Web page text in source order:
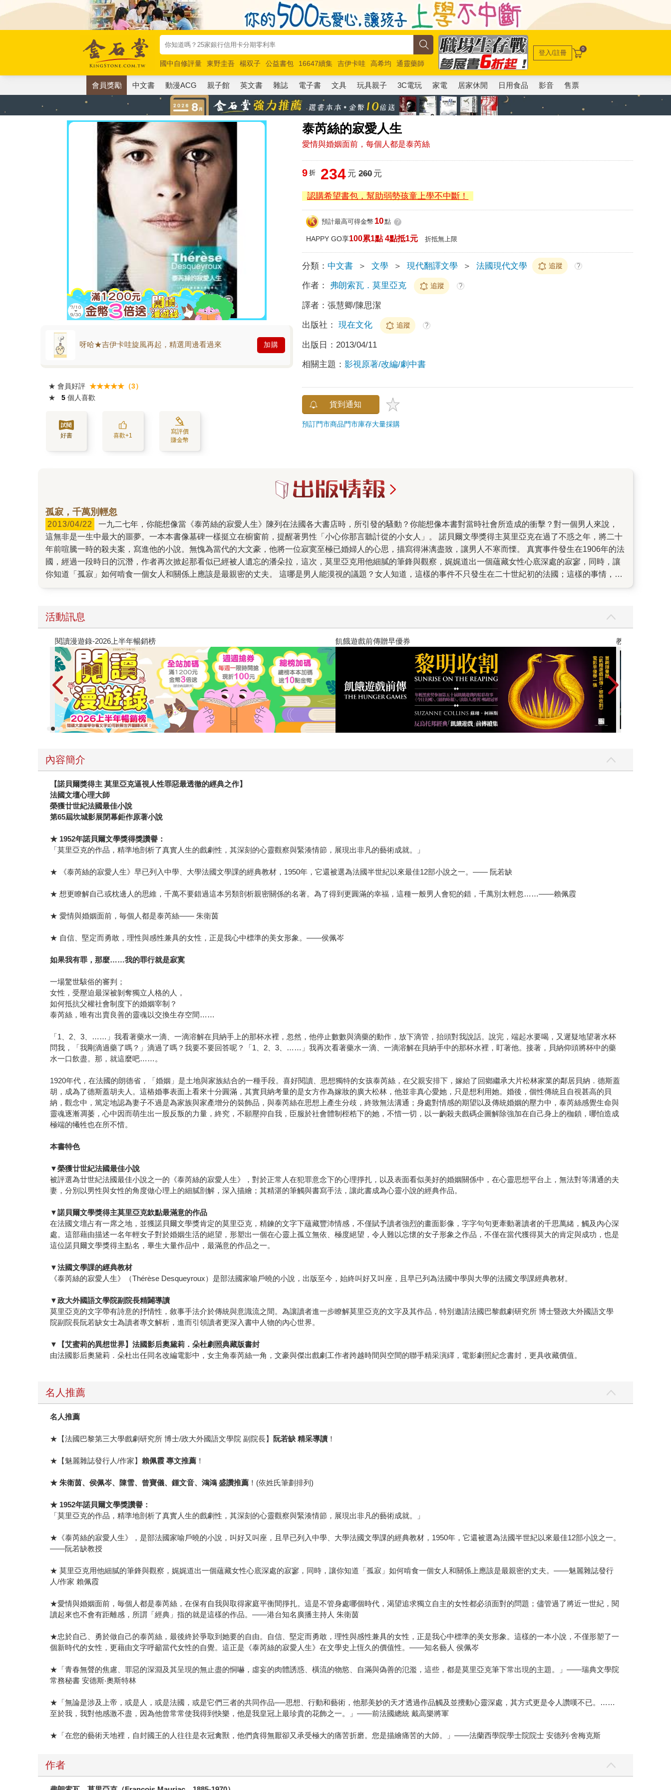
國中自修評量 東野圭吾 楊双子 公益書包 16647續集 吉伊卡哇 高希均
通靈藥師
唯紅花綻放
奧德賽 路邊攤新作 馬斯克 玩具總動員5 超慢跑
登入/註冊 0
會員獎勵 中文書 動漫ACG 親子館 英文書 雜誌 電子書 文具 玩具親子 3C電玩 家電 居家休閒 日用食品 影音 售票
泰芮絲的寂愛人生
愛情與婚姻面前，每個人都是泰芮絲
呀哈★吉伊卡哇旋風再起，精選周邊看過來 加購
★ 會員好評 ★★★★★（3）
★
5 個人喜歡
好書 喜歡+1
寫評價
賺金幣
9 折 234 元 260元
認購希望書包，幫助弱勢孩童上學不中斷！
預計最高可得金幣 10點 ?
HAPPY GO享100累1點 4點抵1元 折抵無上限
分類： 中文書 ＞ 文學 ＞ 現代翻譯文學 ＞ 法國現代文學 追蹤 ?
作者： 弗朗索瓦．莫里亞克 追蹤 ?
譯者：張慧卿/陳思潔
出版社： 現在文化 追蹤 ?
出版日： 2013/04/11
相關主題：影視原著/改編/劇中書
貨到通知
預訂門市商品門市庫存大量採購
孤寂，千萬別輕忽
2013/04/22
一九二七年，你能想像當《泰芮絲的寂愛人生》陳列在法國各大書店時，所引發的騷動？你能想像本書對當時社會所造成的衝擊？對一個男人來說，
這無非是一生中最大的噩夢。一本本書像墓碑一樣挺立在櫥窗前，提醒著男性「小心你那言聽計從的小女人」。 諾貝爾文學獎得主莫里亞克在過了不惑之年，將二十
年前喧騰一時的殺夫案，寫進他的小說。無愧為當代的大文豪，他將一位寂寞至極已婚婦人的心思，描寫得淋漓盡致，讓男人不寒而慄。 真實事件發生在1906年的法
國，經過一段時日的沉潛，作者再次掀起那看似已經被人遺忘的潘朵拉，這次，莫里亞克用他細膩的筆鋒與觀察，娓娓道出一個蘊藏女性心底深處的寂寥，同時，讓
你知道「孤寂」如何啃食一個女人和關係上應該是最親密的丈夫。 這哪是男人能漠視的議題？女人知道，這樣的事件不只發生在二十世紀初的法國；這樣的事情，以
小看著她長大，跟自己的妹妹是最要好的朋友；主角貝納，說什麼也無法想像這麼單純的女子，婚後竟想致自己於死地。而更令他無法承受的是，他根本不是個壞
人，從不惡言相向，沒有暴力傾向，也沒什麼見不得人的特殊癖好。佃農也都稱許他是一個心地善良，思路清晰，為人真誠的人。 貝納，始終無法明白，到底是什麼
原因讓他遭受妻子如此的對待。 對讀者來說，小說的確指出很多值得深思的地方。貝納，除了無趣、自私、不懂得憐香惜玉之外，真的不是什麼壞人。性格單純、頭
腦簡單，沒什麼讓人出乎意料之外的心機或野心。跟多數人一樣，重視家族利益，是當時典型標準化的男性，何罪之有？嚴格說起來，這樣的男人分佈在不同時代、
不同階層、不同族群，比比皆是，罪不足死。 不要說那是法國舊社會的現象，今日的台灣，有多少企業和家族也是以同樣的思維來替子女作婚姻考量。從一般世俗的
眼光來看，不但習以為常，甚至也視為理所當然。然而，我們也隱約知道，在這種以利益為考量的安排下，多少看似幸福美滿的婚姻，底層卻暗藏了許多男人的冷漠
與女人的暗自神傷。 乾枯的婚姻讓一個女人了無生趣。對生命毫無憧憬及幻想的泰芮絲，痛恨自己的生活，更不願意看到女兒跟自己一樣，因此，她敬女兒而遠之，
只希望獨自停留在自己的絕望中，連一絲絲抗爭的力氣都沒有。直到有一天，她看到了出口…… 作者用他的筆，揭露了這類婚姻的冷酷。在沒有預期下，讓讀者一步
一步走進這似是而非的歧途，一頁頁，如此扣人心弦。 身為女人，我瞭解女人那種陷在傳統裡哀莫大於心死的放棄。沒有娘家、親友、社會、金錢的支持，也沒有養
活自己的一技之常。優渥的童年、手無縛雞之力，憑什麼自力更生？ 不得不佩服莫里亞克縝密的心思與文學造詣。在保守的年代，女人的溫順、嬌嫩是社會所期待
會下一個簡單的男人，如果硬要用威權把一個女人鎖在自己身邊，是多大的災難啊。她會一點一滴的削弱這個男人，在他毫無預警下消失。 這個女人謀殺丈夫的動機
不是因為恨他，只因為婚姻生活太過「無聊」。她描述：我也許會羞愧，焦慮，自責，疲憊而死，但絕對不會因為無聊而死。 想更瞭解自己或枕邊人的思維，千萬不
要錯過這本另類剖析親密關係的名著。為了得到更圓滿的幸福，這種一般男人會犯的錯，千萬別太輕忽……
活動訊息
教場電影版 十字殺手【艾迪．弗林系列 前傳】 世界上最透明
內容簡介
【諾貝爾獎得主 莫里亞克逼視人性罪惡最透徹的經典之作】
法國文壇心理大師
榮獲廿世紀法國最佳小說
第65屆坎城影展閉幕鉅作原著小說
★ 1952年諾貝爾文學獎得獎讚譽：
「莫里亞克的作品，精準地剖析了真實人生的戲劇性，其深刻的心靈觀察與緊湊情節，展現出非凡的藝術成就。」
★ 《泰芮絲的寂愛人生》早已列入中學、大學法國文學課的經典教材，1950年，它還被選為法國半世紀以來最佳12部小說之一。—— 阮若缺
★ 想更瞭解自己或枕邊人的思維，千萬不要錯過這本另類剖析親密關係的名著。為了得到更圓滿的幸福，這種一般男人會犯的錯，千萬別太輕忽……——賴佩霞
★ 愛情與婚姻面前，毎個人都是泰芮絲—— 朱衛茵
★ 自信、堅定而勇敢，理性與感性兼具的女性，正是我心中標準的美女形象。——侯佩岑
如果我有罪，那麼……我的罪行就是寂寞
一場驚世駭俗的審判；
女性，受壓迫最深被剝奪獨立人格的人，
如何抵抗父權社會制度下的婚姻宰制？
泰芮絲，唯有出賣良善的靈魂以交換生存空間……
「1、2、3、……」我看著藥水一滴、一滴溶解在貝納手上的那杯水裡，忽然，他停止數數與滴藥的動作，放下滴管，抬頭對我說話。說完，端起水要喝，又遲疑地望著水杯
問我，「我剛滴過藥了嗎？」滴過了嗎？我要不要回答呢？「1、2、3、……」我再次看著藥水一滴、一滴溶解在貝納手中的那杯水裡，盯著他。接著，貝納仰頭將杯中的藥
水一口飲盡。那，就這麼吧……。
1920年代，在法國的朗德省，「婚姻」是土地與家族結合的一種手段。喜好閱讀、思想獨特的女孩泰芮絲，在父親安排下，嫁給了回鄉繼承大片松林家業的鄰居貝納．德斯蓋
胡，成為了德斯蓋胡夫人。這樁婚事表面上看來十分圓滿，其實貝納考量的是女方作為嫁妝的廣大松林，他並非真心愛她，只是想利用她。婚後，個性傳統且自視甚高的貝
納，觀念中，篤定地認為妻子不過是為家族與家產增分的裝飾品，與泰芮絲在思想上產生分歧，終致無法溝通；身處對情感的期望以及傳統婚姻的壓力中，泰芮絲感覺生命與
靈魂逐漸凋萎，心中因而萌生出一股反叛的力量，終究，不願壓抑自我，臣服於社會體制桎梏下的她，不惜一切，以一齣殺夫戲碼企圖解除強加在自己身上的枷鎖，哪怕造成
極端的犧牲也在所不惜。
本書特色
▼榮獲廿世紀法國最佳小說
被評選為廿世紀法國最佳小說之一的《泰芮絲的寂愛人生》，對於正常人在犯罪意念下的心理掙扎，以及表面看似美好的婚姻關係中，在心靈思想平台上，無法對等溝通的夫
妻，分別以男性與女性的角度做心理上的細膩剖解，深入描繪；其精湛的筆觸與書寫手法，讓此書成為心靈小說的經典作品。
▼諾貝爾文學獎得主莫里亞克欽點最滿意的作品
在法國文壇占有一席之地，並獲諾貝爾文學獎肯定的莫里亞克，精鍊的文字下蘊藏豐沛情感，不僅賦予讀者強烈的畫面影像，字字句句更牽動著讀者的千思萬緒，觸及內心深
處。這部藉由描述一名年輕女子對於婚姻生活的絕望，形塑出一個在心靈上孤立無依、極度絕望，令人難以忘懷的女子形象之作品，不僅在當代獲得莫大的肯定與成功，也是
這位諾貝爾文學獎得主點名，畢生大量作品中，最滿意的作品之一。
▼法國文學課的經典教材
《泰芮絲的寂愛人生》（Thérèse Desqueyroux）是部法國家喻戶曉的小說，出版至今，始終叫好又叫座，且早已列為法國中學與大學的法國文學課經典教材。
▼政大外國語文學院副院長精闢導讀
莫里亞克的文字帶有詩意的抒情性，敘事手法介於傳統與意識流之間。為讓讀者進一步瞭解莫里亞克的文字及其作品，特別邀請法國巴黎戲劇研究所 博士暨政大外國語文學
院副院長阮若缺女士為讀者專文解析，進而引領讀者更深入書中人物的內心世界。
▼【艾蜜莉的異想世界】法國影后奧黛莉．朵杜劇照典藏版書封
由法國影后奧黛莉．朵杜出任同名改編電影中，女主角泰芮絲一角，文豪與傑出戲劇工作者跨越時間與空間的聯手精采演繹，電影劇照紀念書封，更具收藏價值。
名人推薦
名人推薦
★【法國巴黎第三大學戲劇研究所 博士/政大外國語文學院 副院長】 阮若缺 精采導讀 ！
★【魅麗雜誌發行人/作家】賴佩霞 專文推薦 ！
★ 朱衛茵、侯佩岑、陳雪、曾寶儀、鍾文音、鴻鴻 盛讚推薦 ！(依姓氏筆劃排列)
★ 1952年諾貝爾文學獎讚譽：
「莫里亞克的作品，精準地剖析了真實人生的戲劇性，其深刻的心靈觀察與緊湊情節，展現出非凡的藝術成就。」
★《泰芮絲的寂愛人生》，是部法國家喻戶曉的小說，叫好又叫座，且早已列入中學、大學法國文學課的經典教材，1950年，它還被選為法國半世紀以來最佳12部小說之一。
——阮若缺教授
★ 莫里亞克用他細膩的筆鋒與觀察，娓娓道出一個蘊藏女性心底深處的寂寥，同時，讓你知道「孤寂」如何啃食一個女人和關係上應該是最親密的丈夫。——魅麗雜誌發行
人/作家 賴佩霞
★愛情與婚姻面前，毎個人都是泰芮絲，在保有自我與取得家庭平衡間掙扎。這是不管身處哪個時代，渴望追求獨立自主的女性都必須面對的問題；儘管過了將近一世紀，閱
讀起來也不會有距離感，所謂「經典」指的就是這樣的作品。——港台知名廣播主持人 朱衛茵
★忠於自己、勇於做自己的泰芮絲，最後終於爭取到她要的自由。自信、堅定而勇敢，理性與感性兼具的女性，正是我心中標準的美女形象。這樣的一本小說，不僅形塑了一
個新時代的女性，更藉由文字呼籲當代女性的自覺。這正是《泰芮絲的寂愛人生》在文學史上恆久的價值性。——知名藝人 侯佩岑
★「青春無聲的焦慮、罪惡的深淵及其呈現的無止盡的恫嚇，虛妄的肉體誘惑、橫流的物慾、自滿與偽善的氾濫，這些，都是莫里亞克筆下常出現的主題。」——瑞典文學院
常務秘書 安德斯‧奧斯特林
★「無論是涉及上帝，或是人，或是法國，或是它們三者的共同作品──思想、行動和藝術，他那美妙的天才透過作品觸及並攪動心靈深處，其方式更是令人讚嘆不已。……
至於我，我對他感激不盡，因為他曾常常使我得到快樂，他是我皇冠上最珍貴的花飾之一。」——前法國總統 戴高樂將軍
★「在您的藝術天地裡，自封國王的人往往是衣冠禽獸，他們貪得無厭卻又承受極大的痛苦折磨。您是描繪痛苦的大師。」——法蘭西學院學士院院士 安德列‧舍梅克斯
作者